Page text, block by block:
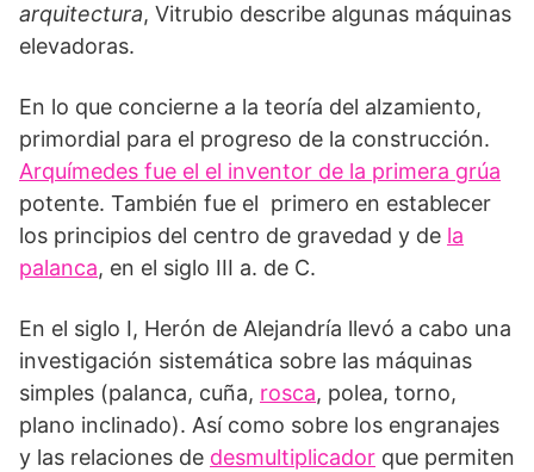
arquitectura, Vitrubio describe algunas máquinas
elevadoras.
En lo que con­cierne a la teoría del alzamiento,
primor­dial para el progreso de la construcción.
Arquímedes fue el el inventor de la primera grúa
potente. También fue el primero en establecer
los principios del centro de gravedad y de la
palanca, en el siglo III a. de C.
En el siglo I, Herón de Alejandría llevó a cabo una
investigación sistemática sobre las máquinas
simples (palanca, cuña, rosca, polea, torno,
plano inclinado). Así como sobre los engranajes
y las relaciones de desmultiplicador que permiten